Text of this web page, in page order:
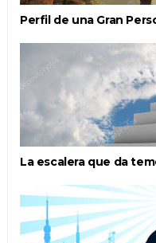
Perfil de una Gran
La escalera que da